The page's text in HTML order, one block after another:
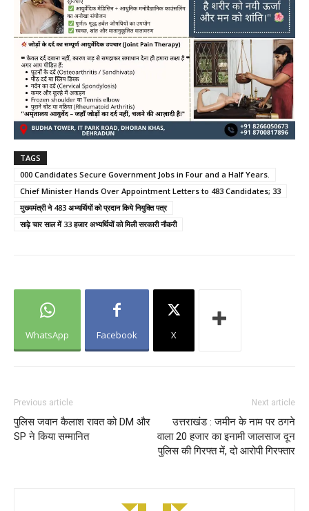
TAGS
000 Candidates Secure Government Jobs in Four and a Half Years.
Chief Minister Hands Over Appointment Letters to 483 Candidates; 33
मुख्यमंत्री ने 483 अभ्यर्थियों को प्रदान किये नियुक्ति पत्र
साढ़े चार साल में 33 हजार अभ्यर्थियों को मिली सरकारी नौकरी
WhatsApp Facebook X
Previous article
पुलिस जवान कैलाश रावत को DM और
SP ने किया सम्मानित
Next article
उत्तराखंड : जमीन के नाम पर ठगने
वाला 20 हजार का इनामी जालसाज दून
पुलिस की गिरफ्त में, दो आरोपी गिरफ्तार